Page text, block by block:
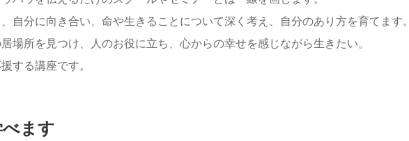
自分に向き合い、命や生きることについて深く考え、自分のあり方を育てます。
場所を見つけ、人のお役に立ち、心からの幸せを感じながら生きたい。
する講座です。
ます